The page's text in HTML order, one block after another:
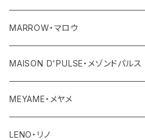
その他
その他
トップス
レディース
ユニセックス・メンズ
ボトム
レディース
ユニセックスメンズ
シューズ
MARROW・マロウ
バッグ
その他
MAISON D'PULSE・メゾンドパルス
アクセサリー
その他
MEYAME・メヤメ
アウター
LENO・リノ